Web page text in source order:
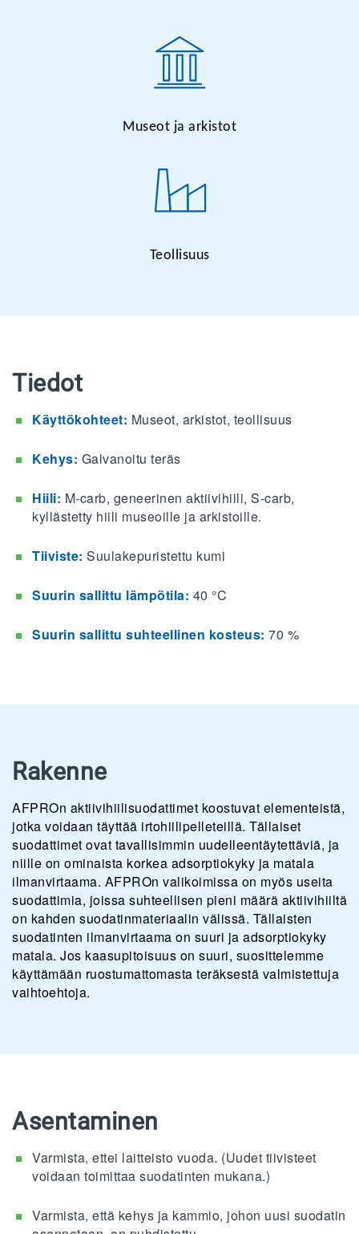
Museot ja arkistot
Teollisuus
Tiedot
Käyttökohteet: Museot, arkistot, teollisuus
Kehys: Galvanoitu teräs
Hiili: M-carb, geneerinen aktiivihiili, S-carb,
kyllästetty hiili museoille ja arkistoille.
Tiiviste: Suulakepuristettu kumi
Suurin sallittu lämpötila: 40 °C
Suurin sallittu suhteellinen kosteus: 70 %
Rakenne
AFPROn aktiivihiilisuodattimet koostuvat elementeistä,
jotka voidaan täyttää irtohiilipelleteillä. Tällaiset
suodattimet ovat tavallisimmin uudelleentäytettäviä, ja
niille on ominaista korkea adsorptiokyky ja matala
ilmanvirtaama. AFPROn valikoimissa on myös useita
suodattimia, joissa suhteellisen pieni määrä aktiivihiiltä
on kahden suodatinmateriaalin välissä. Tällaisten
suodatinten ilmanvirtaama on suuri ja adsorptiokyky
matala. Jos kaasupitoisuus on suuri, suosittelemme
käyttämään ruostumattomasta teräksestä valmistettuja
vaihtoehtoja.
Asentaminen
Varmista, ettei laitteisto vuoda. (Uudet tiivisteet
voidaan toimittaa suodatinten mukana.)
Varmista, että kehys ja kammio, johon uusi suodatin